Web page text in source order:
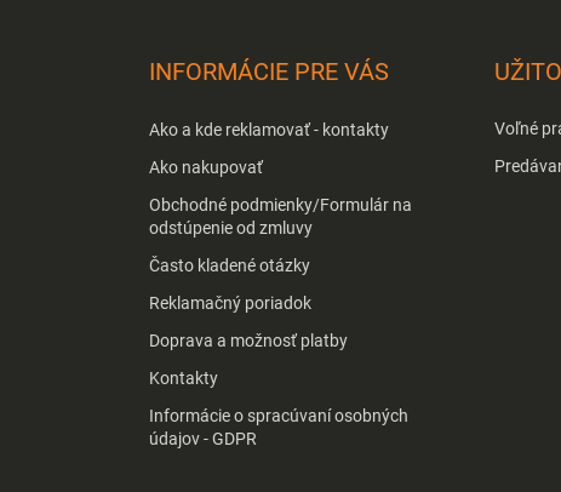
INFORMÁCIE PRE VÁS
Ako a kde reklamovať - kontakty
Ako nakupovať
Obchodné podmienky/Formulár na
odstúpenie od zmluvy
Často kladené otázky
Reklamačný poriadok
Doprava a možnosť platby
Kontakty
Informácie o spracúvaní osobných
údajov - GDPR
Voľné